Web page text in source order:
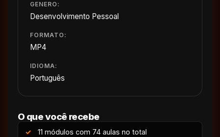
GENERO:
Desenvolvimento Pessoal
FORMATO:
MP4
IDIOMA:
Português
O que você recebe
11 módulos com 74 aulas no total